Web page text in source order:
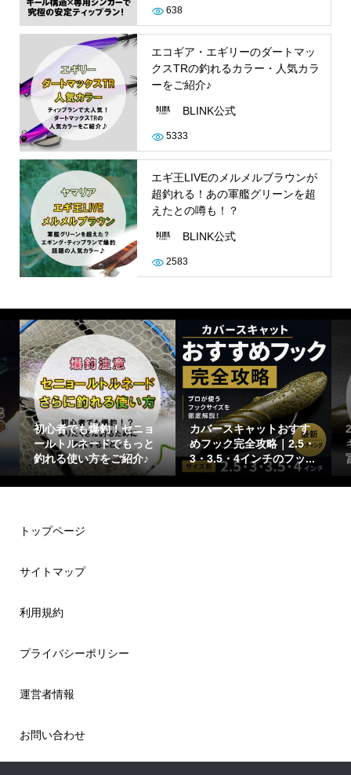
638
エコギア・エギリーのダートマッ
クスTRの釣れるカラー・人気カラ
ーをご紹介♪
BLINK公式
5333
エギ王LIVEのメルメルブラウンが
超釣れる！あの軍艦グリーンを超
えたとの噂も！？
BLINK公式
2583
初心者でも爆釣！セニョ
ールトルネードでもっと
釣れる使い方をご紹介♪
カバースキャットおすす
めフック完全攻略｜2.5・
3・3.5・4インチのフッ...
2023
キャ
冨
トップページ
サイトマップ
利用規約
プライバシーポリシー
運営者情報
お問い合わせ